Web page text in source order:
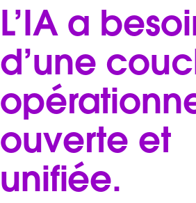
L’IA a
d’une
ouverte et
unifiée.